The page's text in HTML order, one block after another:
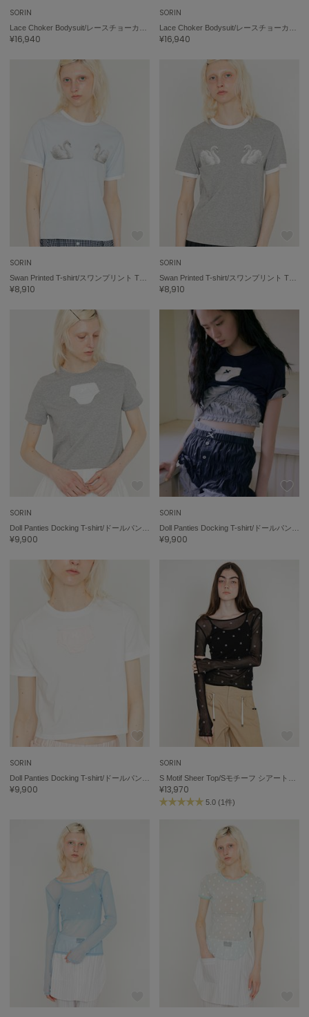
SORIN
¥16,940
SORIN
¥16,940
SORIN
¥8,910
SORIN
Swan Printed T-shirt/スワンプリント Tシャツ
¥8,910
SORIN
¥9,900
SORIN
¥9,900
SORIN
Doll Panties Docking T-shirt/ドールパンティー ドッキングTシャツ
¥9,900
SORIN
S Motif Sheer Top/Sモチーフ シアートップ
¥13,970
5.0 (1件)